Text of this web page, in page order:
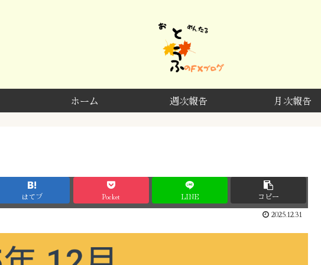
ホーム 週次報告 月次報告
はてブ Pocket LINE コピー
2025.12.31